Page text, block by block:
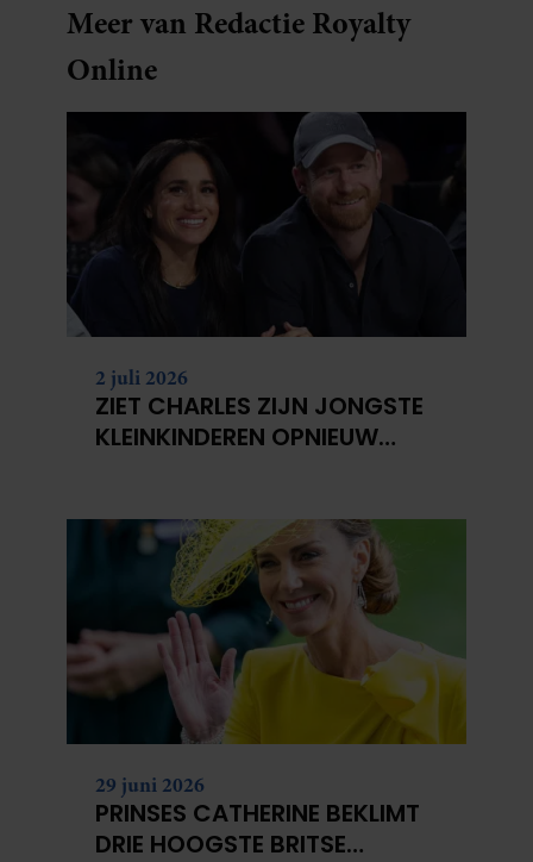
Meer van Redactie Royalty
Online
2 juli 2026
ZIET CHARLES ZIJN JONGSTE
KLEINKINDEREN OPNIEUW
29 juni 2026
PRINSES CATHERINE BEKLIMT
DRIE HOOGSTE BRITSE